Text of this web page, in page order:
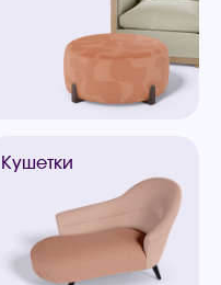
Кушетки